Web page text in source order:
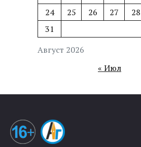
Август 2026
24
25 26 27 28
31
« Июл